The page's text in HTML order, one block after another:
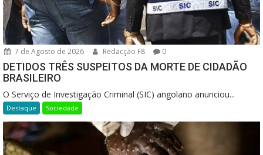
7 de Agosto de 2026 Redacção F8 0
DETIDOS TRÊS SUSPEITOS DA MORTE DE CIDADÃO
BRASILEIRO
O Serviço de Investigação Criminal (SIC) angolano anunciou...
Destaque Sociedade